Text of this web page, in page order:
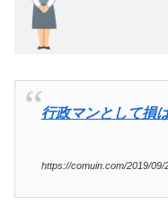
行政マンとして損
https://comuin.com/2019/09/